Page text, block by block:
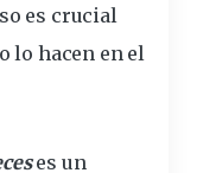
es crucial
lo hacen en el
es un